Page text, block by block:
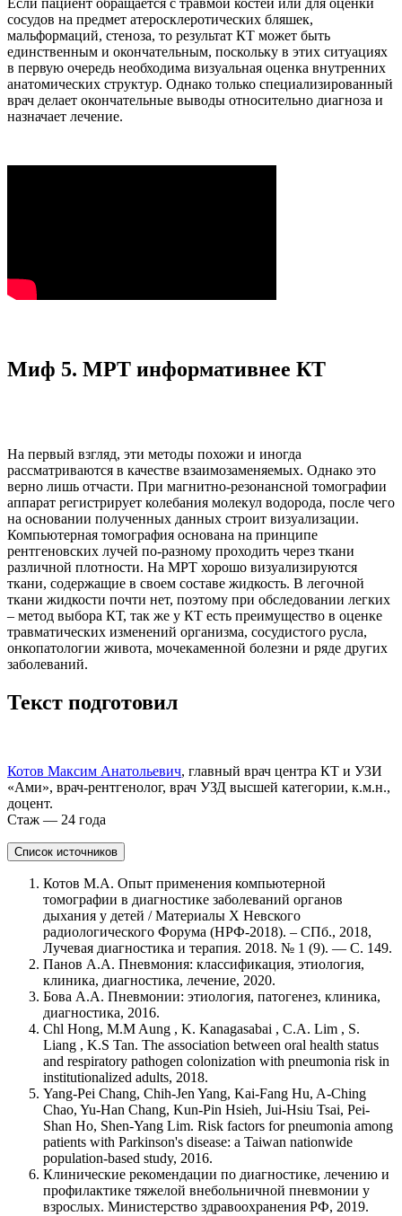
Если пациент обращается с травмой костей или для оценки
сосудов на предмет атеросклеротических бляшек,
мальформаций, стеноза, то результат КТ может быть
единственным и окончательным, поскольку в этих ситуациях
в первую очередь необходима визуальная оценка внутренних
анатомических структур. Однако только специализированный
врач делает окончательные выводы относительно диагноза и
назначает лечение.
Миф 5. МРТ информативнее КТ
На первый взгляд, эти методы похожи и иногда
рассматриваются в качестве взаимозаменяемых. Однако это
верно лишь отчасти. При магнитно-резонансной томографии
аппарат регистрирует колебания молекул водорода, после чего
на основании полученных данных строит визуализации.
Компьютерная томография основана на принципе
рентгеновских лучей по-разному проходить через ткани
различной плотности. На МРТ хорошо визуализируются
ткани, содержащие в своем составе жидкость. В легочной
ткани жидкости почти нет, поэтому при обследовании легких
– метод выбора КТ, так же у КТ есть преимущество в оценке
травматических изменений организма, сосудистого русла,
онкопатологии живота, мочекаменной болезни и ряде других
заболеваний.
Текст подготовил
Котов Максим Анатольевич, главный врач центра КТ и УЗИ
«Ами», врач-рентгенолог, врач УЗД высшей категории, к.м.н.,
доцент.
Стаж — 24 года
Список источников
Котов М.А. Опыт применения компьютерной
томографии в диагностике заболеваний органов
дыхания у детей / Материалы X Невского
радиологического Форума (НРФ-2018). – СПб., 2018,
Лучевая диагностика и терапия. 2018. № 1 (9). — С. 149.
Панов А.А. Пневмония: классификация, этиология,
клиника, диагностика, лечение, 2020.
Бова А.А. Пневмонии: этиология, патогенез, клиника,
диагностика, 2016.
Chl Hong, M.M Aung , K. Kanagasabai , C.A. Lim , S.
Liang , K.S Tan. The association between oral health status
and respiratory pathogen colonization with pneumonia risk in
institutionalized adults, 2018.
Yang-Pei Chang, Chih-Jen Yang, Kai-Fang Hu, A-Ching
Chao, Yu-Han Chang, Kun-Pin Hsieh, Jui-Hsiu Tsai, Pei-
Shan Ho, Shen-Yang Lim. Risk factors for pneumonia among
patients with Parkinson's disease: a Taiwan nationwide
population-based study, 2016.
Клинические рекомендации по диагностике, лечению и
профилактике тяжелой внебольничной пневмонии у
взрослых. Министерство здравоохранения РФ, 2019.